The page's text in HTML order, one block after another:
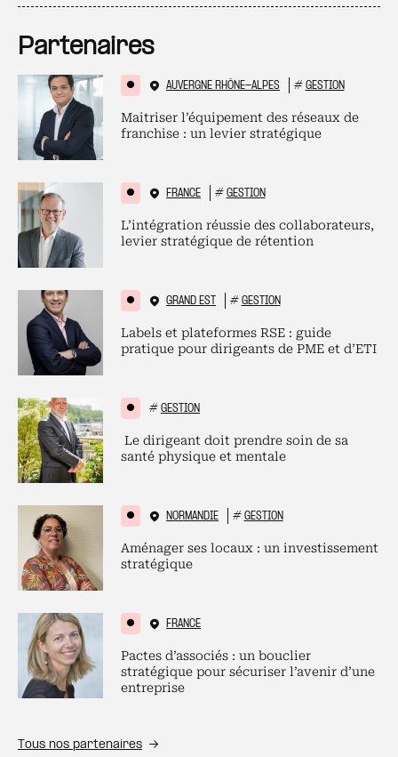
Partenaires
AUVERGNE RHÔNE-ALPES # GESTION
Maitriser l’équipement des réseaux de
franchise : un levier stratégique
FRANCE # GESTION
L’intégration réussie des collaborateurs,
levier stratégique de rétention
GRAND EST # GESTION
Labels et plateformes RSE : guide
pratique pour dirigeants de PME et d’ETI
# GESTION
Le dirigeant doit prendre soin de sa
santé physique et mentale
NORMANDIE # GESTION
Aménager ses locaux : un investissement
stratégique
FRANCE
Pactes d’associés : un bouclier
stratégique pour sécuriser l’avenir d’une
entreprise
Tous nos partenaires